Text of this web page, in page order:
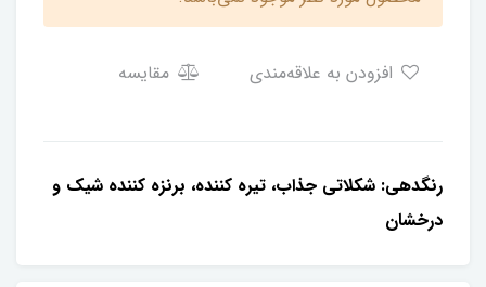
مقایسه
رنگدهی: شكلاتى جذاب، تيره كننده، برنزه كننده شيك و
درخشان